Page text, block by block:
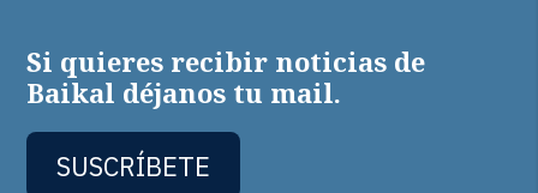
Si quieres recibir noticias de
Baikal déjanos tu mail.
SUSCRÍBETE